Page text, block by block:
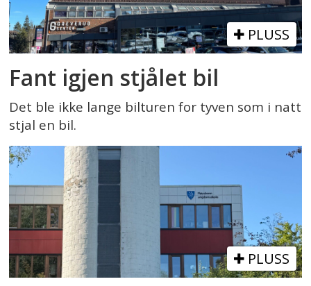
PLUSS
Fant igjen stjålet bil
Det ble ikke lange bilturen for tyven som i natt
stjal en bil.
PLUSS